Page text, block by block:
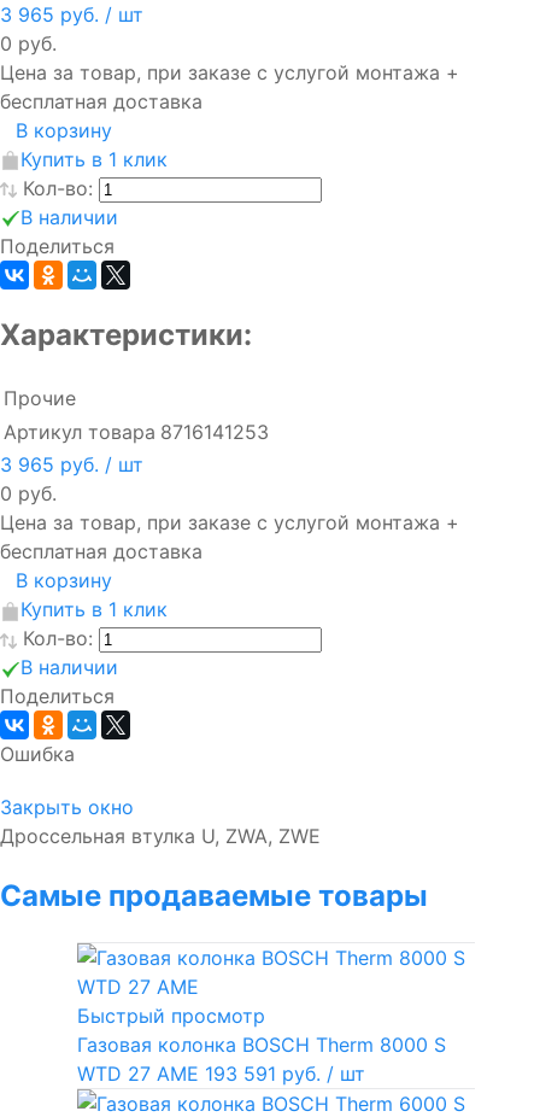
3 965 руб. / шт
0 руб.
Цена за товар, при заказе с услугой монтажа +
бесплатная доставка
В корзину
Купить в 1 клик
Кол-во:
В наличии
Поделиться
Характеристики:
Прочие
Артикул товара 8716141253
3 965 руб. / шт
0 руб.
Цена за товар, при заказе с услугой монтажа +
бесплатная доставка
В корзину
Купить в 1 клик
Кол-во:
В наличии
Поделиться
Ошибка
Закрыть окно
Дроссельная втулка U, ZWA, ZWE
Самые продаваемые товары
Быстрый просмотр
Газовая колонка BOSCH Therm 8000 S
WTD 27 AME 193 591 руб. / шт